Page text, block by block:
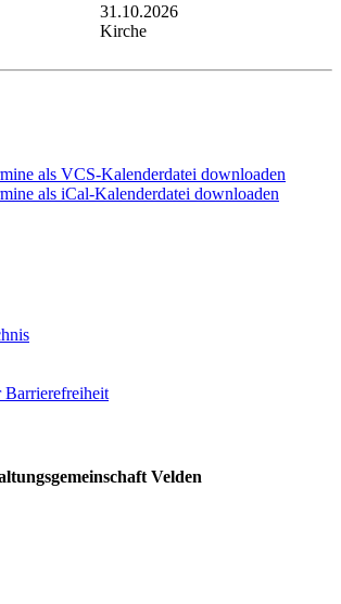
31.10.2026
Kirche
als VCS-Kalenderdatei downloaden
als iCal-Kalenderdatei downloaden
Velden